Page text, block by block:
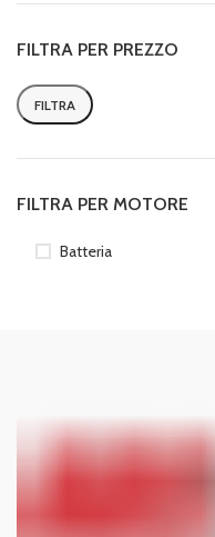
FILTRA PER PREZZO
Prezzo
Prezzo
FILTRA
FILTRA PER MOTORE
Batteria